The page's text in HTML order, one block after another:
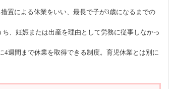
置による休業をいい、最長で子が3歳になるまでの
、妊娠または出産を理由として労務に従事しなかっ
週間まで休業を取得できる制度。育児休業とは別に